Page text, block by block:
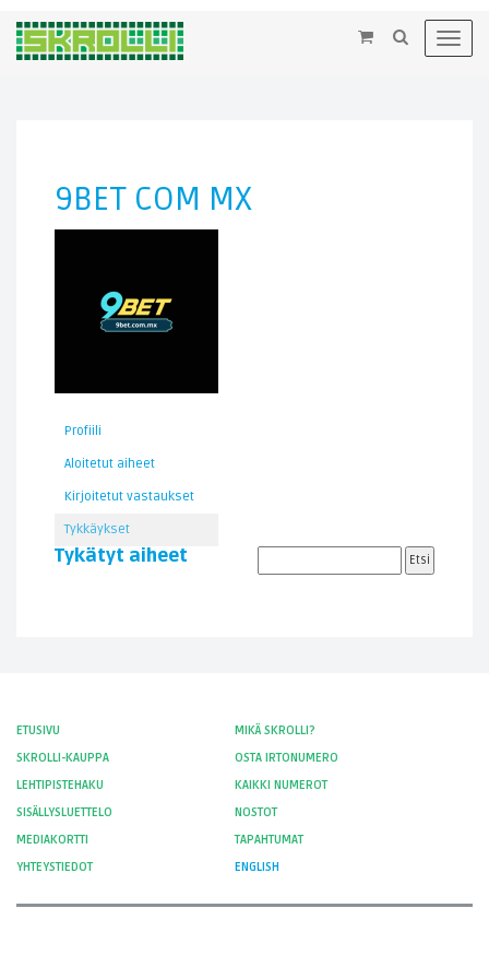
×
9BET COM MX
Profiili
Aloitetut aiheet
Kirjoitetut vastaukset
Tykkäykset
Tykätyt aiheet
ETUSIVU
MIKÄ SKROLLI?
SKROLLI-KAUPPA
OSTA IRTONUMERO
LEHTIPISTEHAKU
KAIKKI NUMEROT
SISÄLLYSLUETTELO
NOSTOT
MEDIAKORTTI
TAPAHTUMAT
YHTEYSTIEDOT
ENGLISH